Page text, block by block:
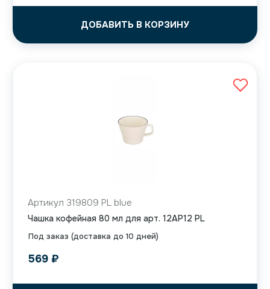
ДОБАВИТЬ В КОРЗИНУ
Под заказ (доставка до 10 дней)
Артикул 319809 PL blue
Чашка кофейная 80 мл для арт. 12AP12 PL
569 ₽